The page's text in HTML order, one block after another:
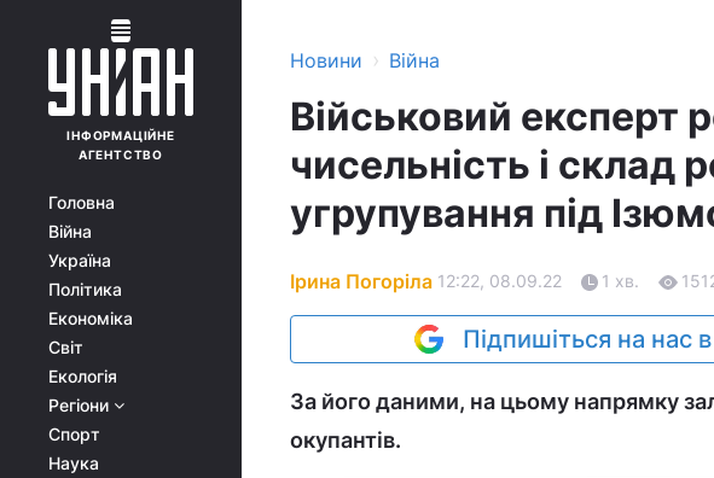
ІНФОРМАЦІЙНЕ
АГЕНТСТВО
Головна
Війна
Україна
Політика
Економіка
Світ
Екологія
Регіони
Спорт
Наука
Новини › Війна
Військовий експерт
чисельність і склад
угрупування під
Ірина Погоріла 12:22, 08.09.22 1 хв.
Підпишіться на нас
За його даними, на цьому напрямку
окупантів.